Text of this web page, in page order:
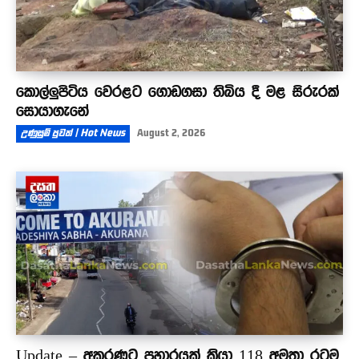
කොල්ලුපිටිය වෙරළට ගොඩගසා තිබිය දී මළ සිරුරක්
සොයාගැනේ
උණුසුම් පුවත් | Hot News August 2, 2026
Update – අකුරණට ප්‍රහාරයක් කියා 118 අමතා රටම